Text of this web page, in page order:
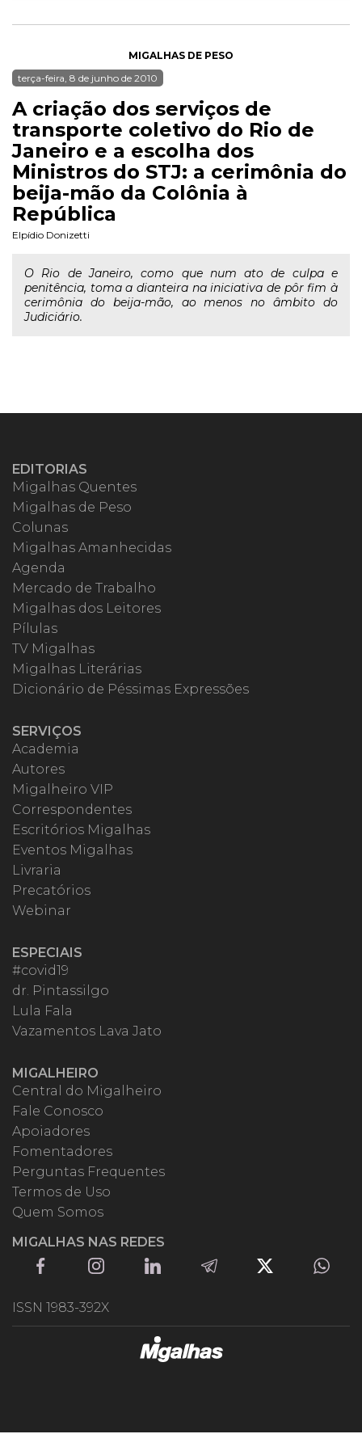
MIGALHAS DE PESO
terça-feira, 8 de junho de 2010
A criação dos serviços de
transporte coletivo do Rio de
Janeiro e a escolha dos
Ministros do STJ: a cerimônia do
beija-mão da Colônia à
República
Elpídio Donizetti
O Rio de Janeiro, como que num ato de culpa e
penitência, toma a dianteira na iniciativa de pôr fim à
cerimônia do beija-mão, ao menos no âmbito do
Judiciário.
EDITORIAS
Migalhas Quentes
Migalhas de Peso
Colunas
Migalhas Amanhecidas
Agenda
Mercado de Trabalho
Migalhas dos Leitores
Pílulas
TV Migalhas
Migalhas Literárias
Dicionário de Péssimas Expressões
SERVIÇOS
Academia
Autores
Migalheiro VIP
Correspondentes
Escritórios Migalhas
Eventos Migalhas
Livraria
Precatórios
Webinar
ESPECIAIS
#covid19
dr. Pintassilgo
Lula Fala
Vazamentos Lava Jato
MIGALHEIRO
Central do Migalheiro
Fale Conosco
Apoiadores
Fomentadores
Perguntas Frequentes
Termos de Uso
Quem Somos
MIGALHAS NAS REDES
ISSN 1983-392X